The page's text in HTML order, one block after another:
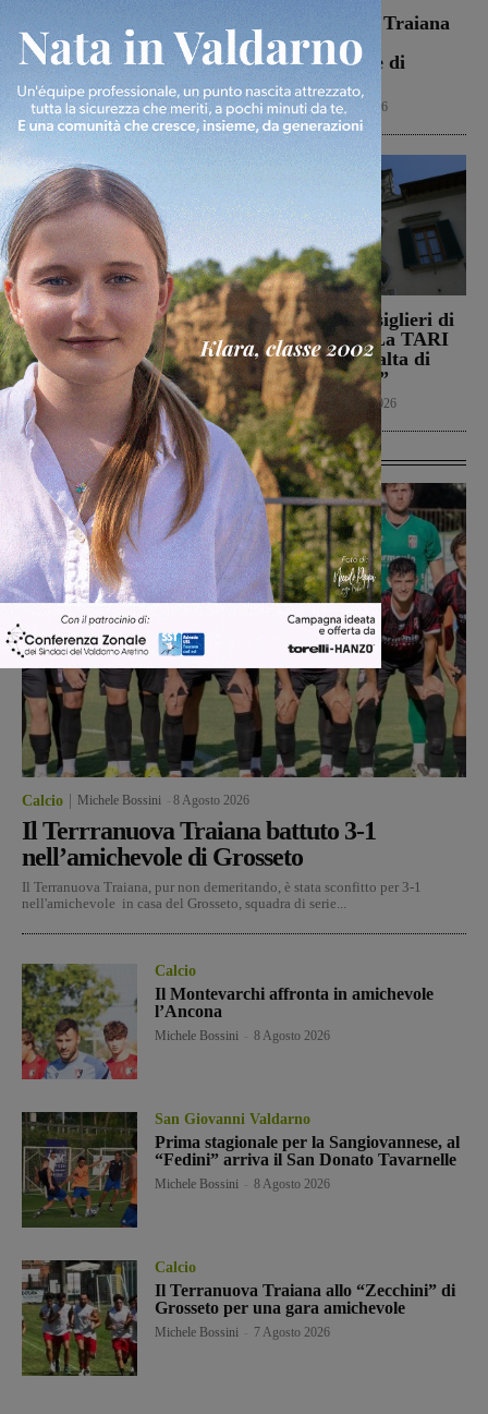
Dal treno all’ospedale, la
vita in “Frammenti”: il
primo libro del
valdarnese Luca Livi
Cultura 9 Agosto 2026
Il Terrranuova Traiana
battuto 3-1
nell’amichevole di
Grosseto
Calcio 8 Agosto 2026
Il Montevarchi affronta
in amichevole l’Ancona
Calcio 8 Agosto 2026
Reggello, i consiglieri di
opposizione: “La TARI
2026 resta più alta di
quella del 2022”
Politica 8 Agosto 2026
Ultime Calcio
Calcio Michele Bossini 8 Agosto 2026
Il Terrranuova Traiana battuto 3-1
nell’amichevole di Grosseto
Il Terranuova Traiana, pur non demeritando, è stata sconfitto per 3-1
nell'amichevole in casa del Grosseto, squadra di serie...
Calcio
Il Montevarchi affronta in amichevole
l’Ancona
Michele Bossini 8 Agosto 2026
San Giovanni Valdarno
Prima stagionale per la Sangiovannese, al
“Fedini” arriva il San Donato Tavarnelle
Michele Bossini 8 Agosto 2026
Calcio
Il Terranuova Traiana allo “Zecchini” di
Grosseto per una gara amichevole
Michele Bossini 7 Agosto 2026